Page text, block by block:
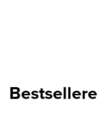
Bestsellere